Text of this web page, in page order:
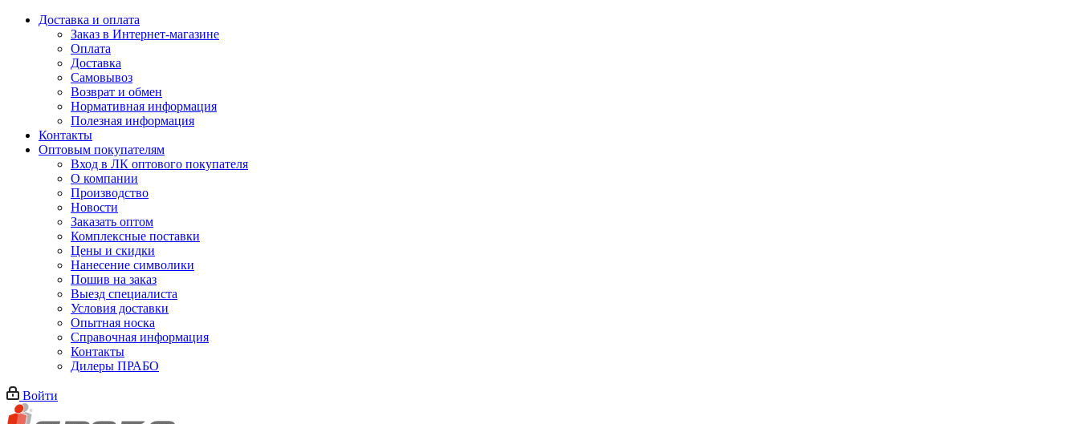
Доставка и оплата
Заказ в Интернет-магазине
Оплата
Доставка
Самовывоз
Возврат и обмен
Нормативная информация
Полезная информация
Контакты
Оптовым покупателям
Вход в ЛК оптового покупателя
О компании
Производство
Новости
Заказать оптом
Комплексные поставки
Цены и скидки
Нанесение символики
Пошив на заказ
Выезд специалиста
Условия доставки
Опытная носка
Справочная информация
Контакты
Дилеры ПРАБО
Войти